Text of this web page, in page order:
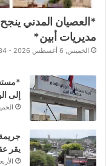
*العصيان المدني
مديريات أبين*
الخميس, 6 أغسطس 2026 - 11:34 م
إلى
الخميس, 6 أغسطس
يقر
الأربعاء, 5 أغسطس